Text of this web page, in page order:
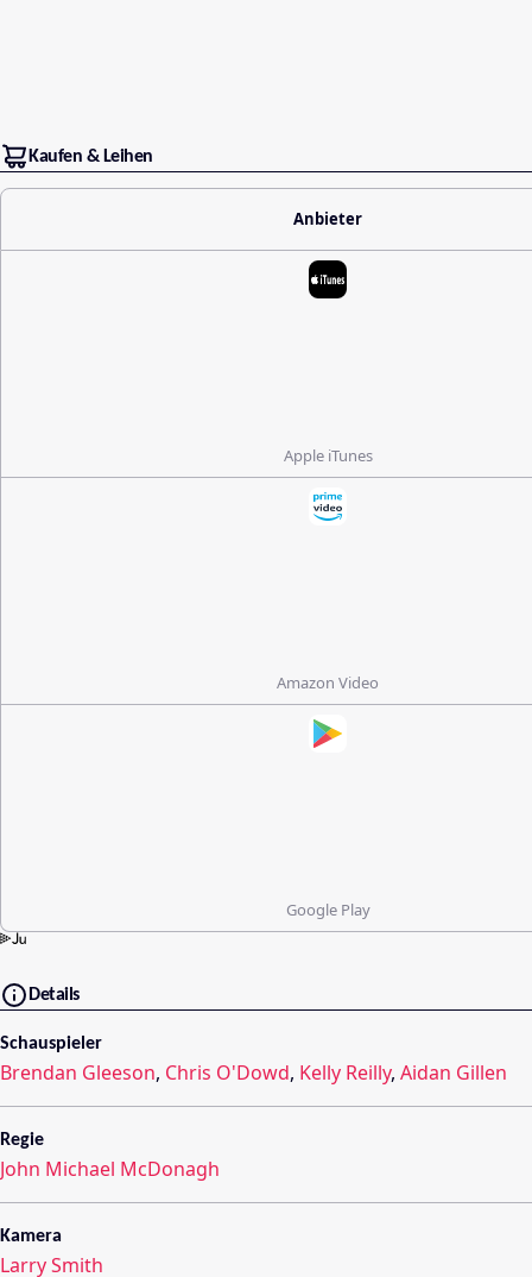
Kaufen & Leihen
Anbieter
Apple iTunes
Amazon Video
Google Play
Details
Schauspieler
Brendan Gleeson, Chris O'Dowd, Kelly Reilly, Aidan Gillen
Regie
John Michael McDonagh
Kamera
Larry Smith